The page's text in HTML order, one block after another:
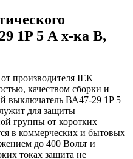
1P 5 А х-ка B,
производителя IEK
качеством сборки и
выключатель ВА47-29 1P 5
для защиты
группы от коротких
в коммерческих и бытовых
до 400 Вольт и
токах защита не